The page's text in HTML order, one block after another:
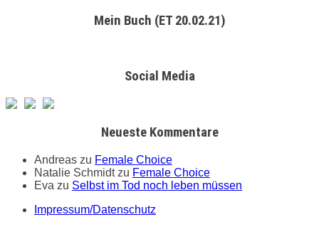
Mein Buch (ET 20.02.21)
Social Media
Neueste Kommentare
Andreas zu Female Choice
Natalie Schmidtzu Female Choice
Eva zu Selbst im Tod noch leben müssen
Impressum/Datenschutz